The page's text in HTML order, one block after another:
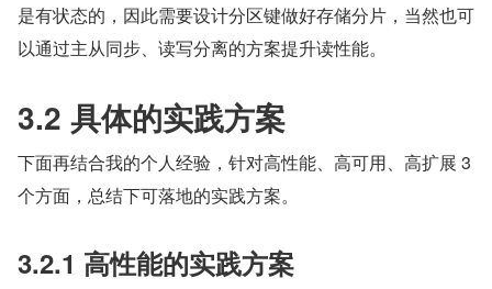
是有状态的，因此需要设计分区键做好存储分片，当然也可
以通过主从同步、读写分离的方案提升读性能。
3.2 具体的实践方案
下面再结合我的个人经验，针对高性能、高可用、高扩展 3
个方面，总结下可落地的实践方案。
3.2.1 高性能的实践方案